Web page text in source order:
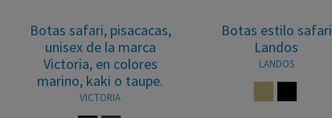
Botas safari, pisacacas,
unisex de la marca
Victoria, en colores
marino, kaki o taupe.
VICTORIA
Botas estilo safari
Landos
LANDOS